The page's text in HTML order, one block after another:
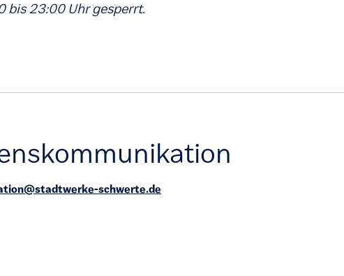
bis 23:00 Uhr gesperrt.
schwerte.de